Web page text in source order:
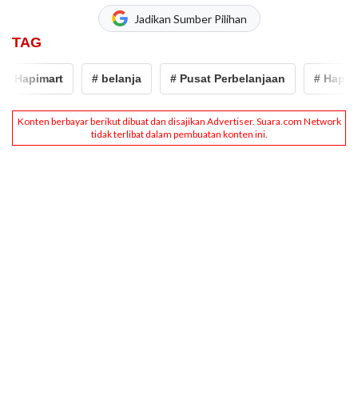
Jadikan Sumber Pilihan
TAG
Hapimart # belanja # Pusat Perbelanjaan #